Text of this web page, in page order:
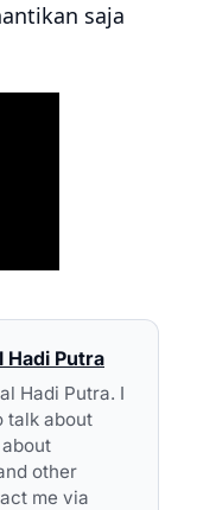
saja
Hadi Putra
Hadi Putra. I
talk about
other
me via